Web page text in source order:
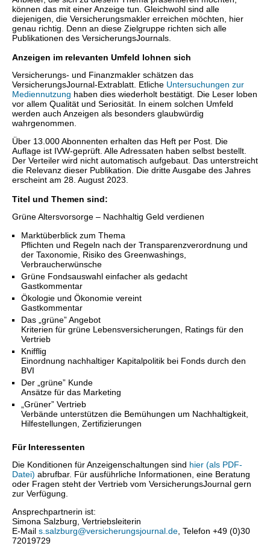
können das mit einer Anzeige tun. Gleichwohl sind alle
diejenigen, die Versicherungsmakler erreichen möchten, hier
genau richtig. Denn an diese Zielgruppe richten sich alle
Publikationen des VersicherungsJournals.
Anzeigen im relevanten Umfeld lohnen sich
Versicherungs- und Finanzmakler schätzen das
VersicherungsJournal-Extrablatt. Etliche Untersuchungen zur
Mediennutzung haben dies wiederholt bestätigt. Die Leser loben
vor allem Qualität und Seriosität. In einem solchen Umfeld
werden auch Anzeigen als besonders glaubwürdig
wahrgenommen.
Über 13.000 Abonnenten erhalten das Heft per Post. Die
Auflage ist IVW-geprüft. Alle Adressaten haben selbst bestellt.
Der Verteiler wird nicht automatisch aufgebaut. Das unterstreicht
die Relevanz dieser Publikation. Die dritte Ausgabe des Jahres
erscheint am 28. August 2023.
Titel und Themen sind:
Grüne Altersvorsorge – Nachhaltig Geld verdienen
Marktüberblick zum Thema
Pflichten und Regeln nach der Transparenzverordnung und
der Taxonomie, Risiko des Greenwashings,
Verbraucherwünsche
Grüne Fondsauswahl einfacher als gedacht
Gastkommentar
Ökologie und Ökonomie vereint
Gastkommentar
Das „grüne” Angebot
Kriterien für grüne Lebensversicherungen, Ratings für den
Vertrieb
Knifflig
Einordnung nachhaltiger Kapitalpolitik bei Fonds durch den
BVI
Der „grüne” Kunde
Ansätze für das Marketing
„Grüner” Vertrieb
Verbände unterstützen die Bemühungen um Nachhaltigkeit,
Hilfestellungen, Zertifizierungen
Für Interessenten
Die Konditionen für Anzeigenschaltungen sind hier (als PDF-
Datei) abrufbar. Für ausführliche Informationen, eine Beratung
oder Fragen steht der Vertrieb vom VersicherungsJournal gern
zur Verfügung.
Ansprechpartnerin ist:
Simona Salzburg, Vertriebsleiterin
E-Mail s.salzburg@versicherungsjournal.de , Telefon +49 (0)30
72019729